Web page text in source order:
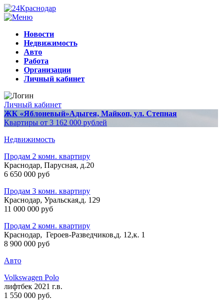
Новости
Недвижимость
Авто
Работа
Организации
Личный кабинет
Личный кабинет
ЖК «Яблоневый»Адыгея, Майкоп, ул. Степная
Квартиры от 3 162 000 рублей
Недвижимость
Продам 2 комн. квартиру
Краснодар, Парусная, д.20
6 650 000 руб
Продам 3 комн. квартиру
Краснодар, Уральская,д. 129
11 000 000 руб
Продам 2 комн. квартиру
Краснодар, Героев-Разведчиков,д. 12,к. 1
8 900 000 руб
Авто
Volkswagen Polo
лифтбек 2021 г.в.
1 550 000 руб.